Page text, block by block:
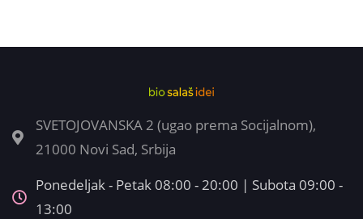
SVETOJOVANSKA 2 (ugao prema Socijalnom),
21000 Novi Sad, Srbija
Ponedeljak - Petak 08:00 - 20:00 | Subota 09:00 -
13:00